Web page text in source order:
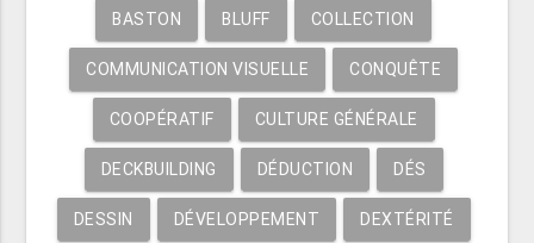
BASTON BLUFF COLLECTION
COMMUNICATION VISUELLE CONQUÊTE
COOPÉRATIF CULTURE GÉNÉRALE
DECKBUILDING DÉDUCTION DÉS
DESSIN DÉVELOPPEMENT DEXTÉRITÉ